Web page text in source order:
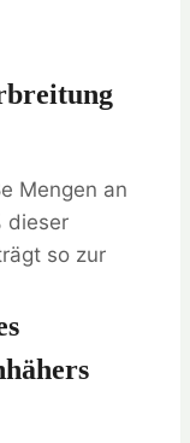
Mengen an
dieser
so zur